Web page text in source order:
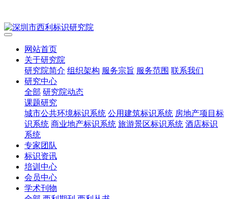
网站首页
关于研究院
研究院简介 组织架构 服务宗旨 服务范围 联系我们
研究中心
全部 研究院动态
课题研究
城市公共环境标识系统 公用建筑标识系统 房地产项目标
识系统 商业地产标识系统 旅游景区标识系统 酒店标识
系统
专家团队
标识资讯
培训中心
会员中心
学术刊物